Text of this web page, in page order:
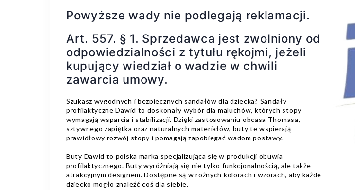
Powyższe wady nie podlegają reklamacji.
Art. 557. § 1. Sprzedawca jest zwolniony od
odpowiedzialności z tytułu rękojmi, jeżeli
kupujący wiedział o wadzie w chwili
zawarcia umowy.
Szukasz wygodnych i bezpiecznych sandałów dla dziecka? Sandały
profilaktyczne Dawid to doskonały wybór dla maluchów, których stopy
wymagają wsparcia i stabilizacji. Dzięki zastosowaniu obcasa Thomasa,
sztywnego zapiętka oraz naturalnych materiałów, buty te wspierają
prawidłowy rozwój stopy i pomagają zapobiegać wadom postawy.
Buty Dawid to polska marka specjalizująca się w produkcji obuwia
profilaktycznego. Buty wyróżniają się nie tylko funkcjonalnością, ale także
atrakcyjnym designem. Dostępne są w różnych kolorach i wzorach, aby każde
dziecko mogło znaleźć coś dla siebie.